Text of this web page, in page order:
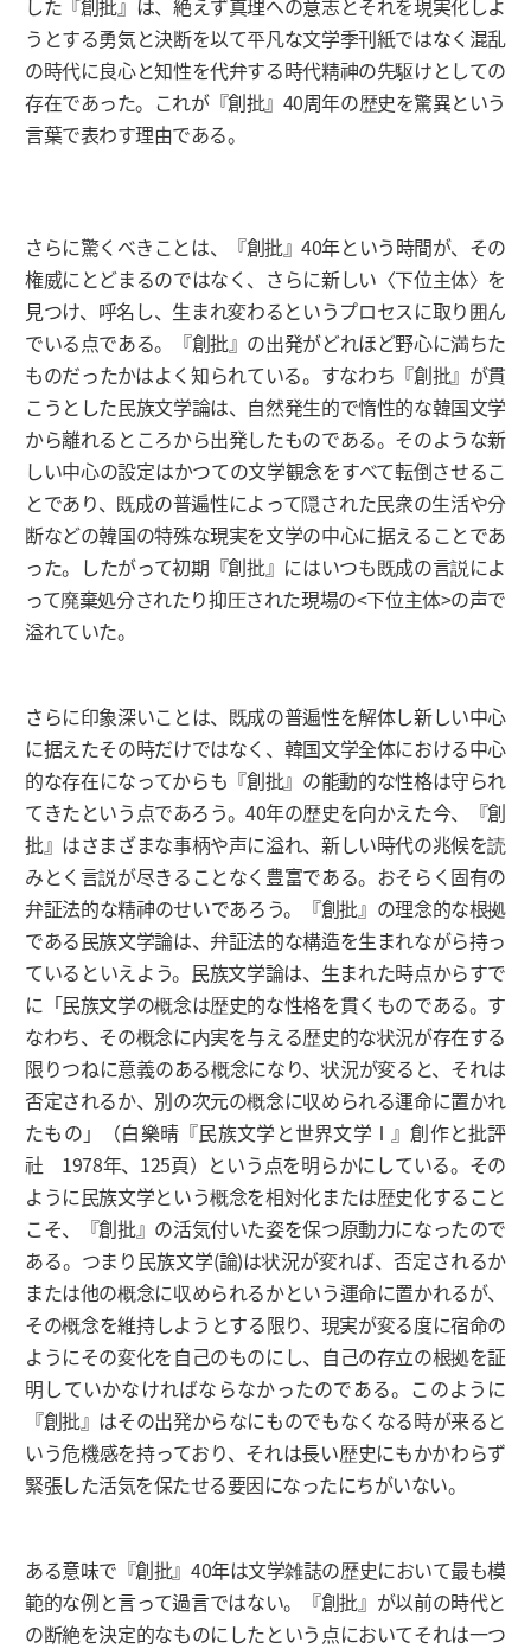
した『創批』は、絶えず真理への意志とそれを現実化しよ
うとする勇気と決断を以て平凡な文学季刊紙ではなく混乱
の時代に良心と知性を代弁する時代精神の先駆けとしての
存在であった。これが『創批』40周年の歴史を驚異という
言葉で表わす理由である。
さらに驚くべきことは、『創批』40年という時間が、その
権威にとどまるのではなく、さらに新しい〈下位主体〉を
見つけ、呼名し、生まれ変わるというプロセスに取り囲ん
でいる点である。『創批』の出発がどれほど野心に満ちた
ものだったかはよく知られている。すなわち『創批』が貫
こうとした民族文学論は、自然発生的で惰性的な韓国文学
から離れるところから出発したものである。そのような新
しい中心の設定はかつての文学観念をすべて転倒させるこ
とであり、既成の普遍性によって隠された民衆の生活や分
断などの韓国の特殊な現実を文学の中心に据えることであ
った。したがって初期『創批』にはいつも既成の言説によ
って廃棄処分されたり抑圧された現場の<下位主体>の声で
溢れていた。
さらに印象深いことは、既成の普遍性を解体し新しい中心
に据えたその時だけではなく、韓国文学全体における中心
的な存在になってからも『創批』の能動的な性格は守られ
てきたという点であろう。40年の歴史を向かえた今、『創
批』はさまざまな事柄や声に溢れ、新しい時代の兆候を読
みとく言説が尽きることなく豊富である。おそらく固有の
弁証法的な精神のせいであろう。『創批』の理念的な根拠
である民族文学論は、弁証法的な構造を生まれながら持っ
ているといえよう。民族文学論は、生まれた時点からすで
に「民族文学の概念は歴史的な性格を貫くものである。す
なわち、その概念に内実を与える歴史的な状況が存在する
限りつねに意義のある概念になり、状況が変ると、それは
否定されるか、別の次元の概念に収められる運命に置かれ
たもの」（白樂晴『民族文学と世界文学Ⅰ』創作と批評
社 1978年、125頁）という点を明らかにしている。その
ように民族文学という概念を相対化または歴史化すること
こそ、『創批』の活気付いた姿を保つ原動力になったので
ある。つまり民族文学(論)は状況が変れば、否定されるか
または他の概念に収められるかという運命に置かれるが、
その概念を維持しようとする限り、現実が変る度に宿命の
ようにその変化を自己のものにし、自己の存立の根拠を証
明していかなければならなかったのである。このように
『創批』はその出発からなにものでもなくなる時が来ると
いう危機感を持っており、それは長い歴史にもかかわらず
緊張した活気を保たせる要因になったにちがいない。
ある意味で『創批』40年は文学雑誌の歴史において最も模
範的な例と言って過言ではない。『創批』が以前の時代と
の断絶を決定的なものにしたという点においてそれは一つ